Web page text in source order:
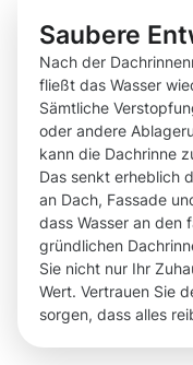
Saubere
Nach der
fließt das Wasser
Sämtliche
oder andere
kann die Dachrinne
Das senkt erheblich
an Dach, Fassade
dass Wasser an den
gründlichen
Sie nicht nur Ihr
Wert. Vertrauen Sie
sorgen, dass alles